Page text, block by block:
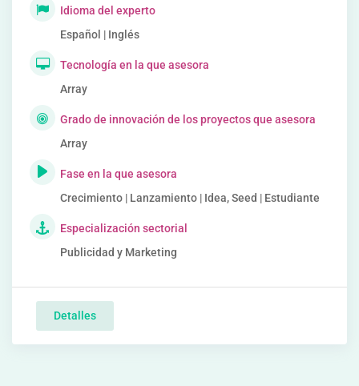
Idioma del experto
Español | Inglés
Tecnología en la que asesora
Array
Grado de innovación de los proyectos que asesora
Array
Fase en la que asesora
Crecimiento | Lanzamiento | Idea, Seed | Estudiante
Especialización sectorial
Publicidad y Marketing
Detalles